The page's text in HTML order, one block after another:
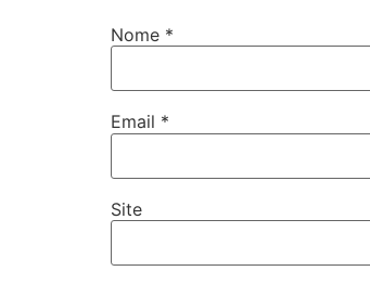
Nome *
Email *
Site